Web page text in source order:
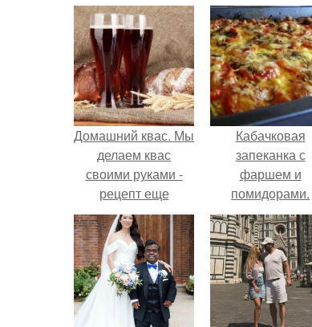
Домашний квас. Мы
делаем квас
своими руками -
рецепт еще
"Советский" -
проверенный.
Кабачковая
запеканка с
фаршем и
помидорами.